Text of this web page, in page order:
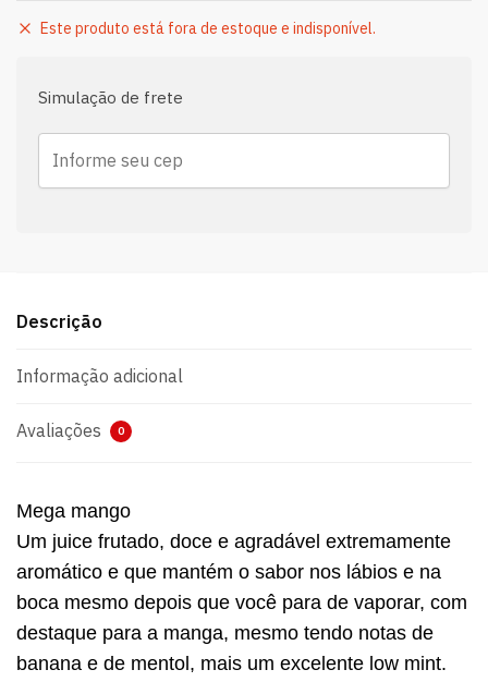
Este produto está fora de estoque e indisponível.
Simulação de frete
Descrição
Informação adicional
Avaliações 0
Mega mango
Um juice frutado, doce e agradável extremamente
aromático e que mantém o sabor nos lábios e na
boca mesmo depois que você para de vaporar, com
destaque para a manga, mesmo tendo notas de
banana e de mentol, mais um excelente low mint.